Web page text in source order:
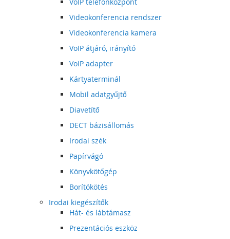
Videokonferencia rendszer
Videokonferencia kamera
VoIP átjáró, irányító
VoIP adapter
Kártyaterminál
Mobil adatgyűjtő
Diavetítő
DECT bázisállomás
Irodai szék
Papírvágó
Könyvkötőgép
Borítókötés
Irodai kiegészítők
Hát- és lábtámasz
Prezentációs eszköz